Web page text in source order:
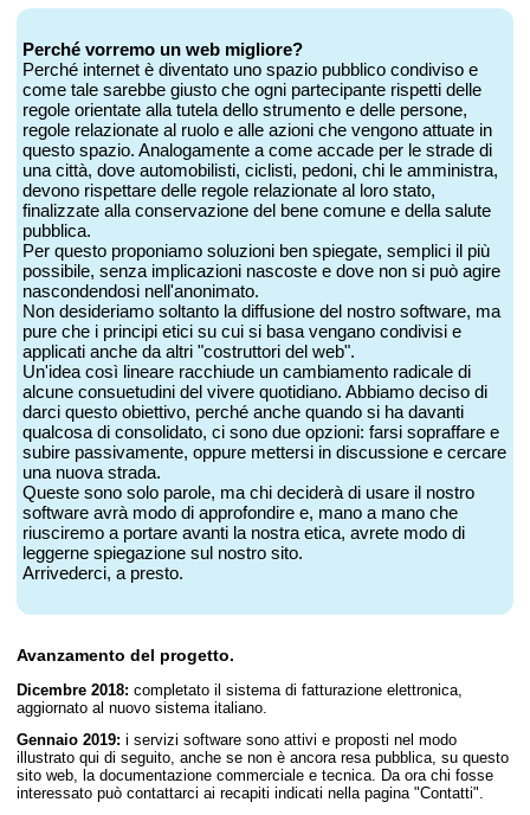
Perché vorremo un web migliore?
Perché internet è diventato uno spazio pubblico condiviso e
come tale sarebbe giusto che ogni partecipante rispetti delle
regole orientate alla tutela dello strumento e delle persone,
regole relazionate al ruolo e alle azioni che vengono attuate in
questo spazio. Analogamente a come accade per le strade di
una città, dove automobilisti, ciclisti, pedoni, chi le amministra,
devono rispettare delle regole relazionate al loro stato,
finalizzate alla conservazione del bene comune e della salute
pubblica.
Per questo proponiamo soluzioni ben spiegate, semplici il più
possibile, senza implicazioni nascoste e dove non si può agire
nascondendosi nell'anonimato.
Non desideriamo soltanto la diffusione del nostro software, ma
pure che i principi etici su cui si basa vengano condivisi e
applicati anche da altri "costruttori del web".
Un'idea così lineare racchiude un cambiamento radicale di
alcune consuetudini del vivere quotidiano. Abbiamo deciso di
darci questo obiettivo, perché anche quando si ha davanti
qualcosa di consolidato, ci sono due opzioni: farsi sopraffare e
subire passivamente, oppure mettersi in discussione e cercare
una nuova strada.
Queste sono solo parole, ma chi deciderà di usare il nostro
software avrà modo di approfondire e, mano a mano che
riusciremo a portare avanti la nostra etica, avrete modo di
leggerne spiegazione sul nostro sito.
Arrivederci, a presto.
Avanzamento del progetto.
Dicembre 2018: completato il sistema di fatturazione elettronica,
aggiornato al nuovo sistema italiano.
Gennaio 2019: i servizi software sono attivi e proposti nel modo
illustrato qui di seguito, anche se non è ancora resa pubblica, su questo
sito web, la documentazione commerciale e tecnica. Da ora chi fosse
interessato può contattarci ai recapiti indicati nella pagina "Contatti".